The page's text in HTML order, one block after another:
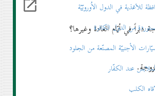
في أيّام العادة وغيرها؟
في الدول الاُوروبّيّة
من الدول الكافرة
المصنّعة من الجلود
عند الكفّار
الكلب